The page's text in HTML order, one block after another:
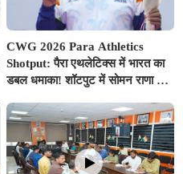
CWG 2026 Para Athletics
Shotput: पैरा एथलेटिक्स में भारत का
डबल धमाका! शॉटपुट में सोमन राणा ने
सिल्वर